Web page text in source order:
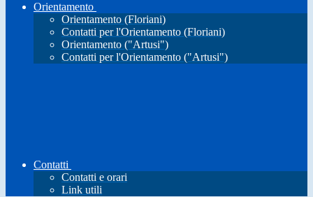
Orientamento
Orientamento (Floriani)
Contatti per l'Orientamento (Floriani)
Orientamento ("Artusi")
Contatti per l'Orientamento ("Artusi")
Contatti
Contatti e orari
Link utili